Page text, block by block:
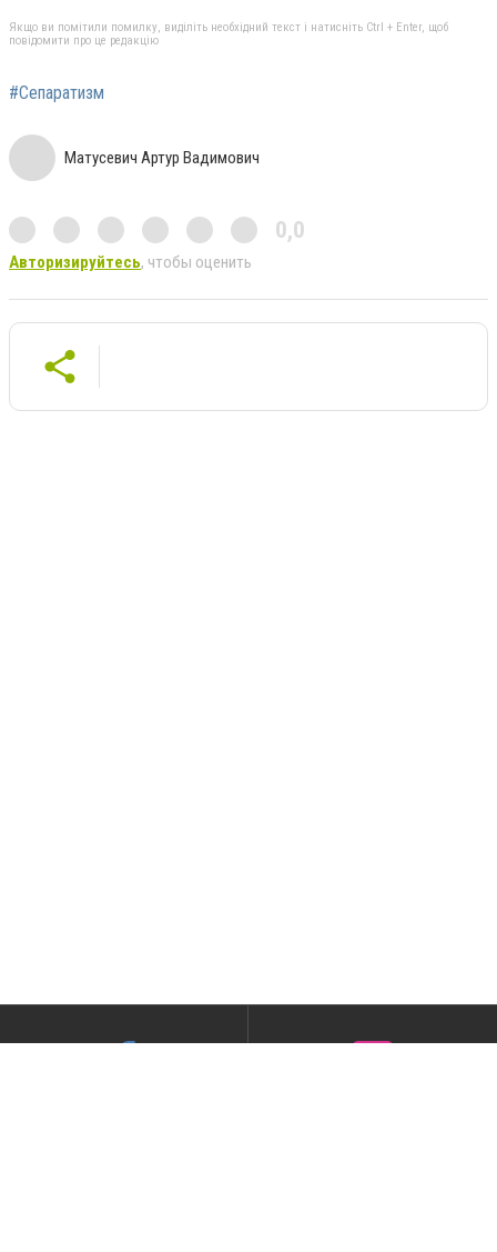
Якщо ви помітили помилку, виділіть необхідний текст і натисніть Ctrl + Enter, щоб
повідомити про це редакцію
#Сепаратизм
Матусевич Артур Вадимович
0,0
Авторизируйтесь, чтобы оценить